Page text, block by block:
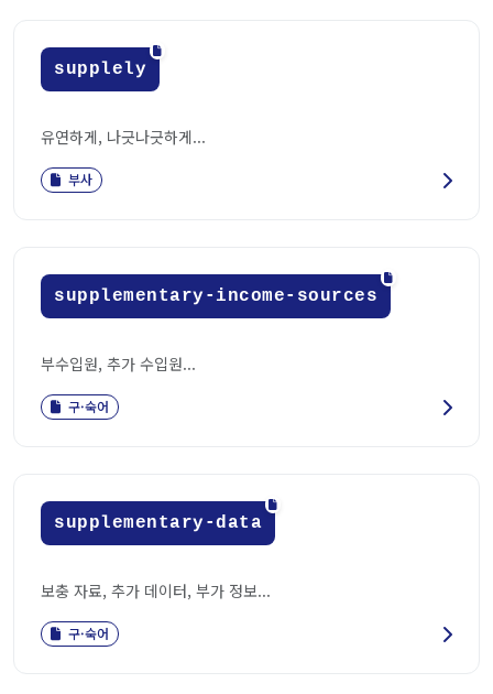
supplely
유연하게, 나긋나긋하게...
부사
supplementary-income-sources
부수입원, 추가 수입원...
구·숙어
supplementary-data
보충 자료, 추가 데이터, 부가 정보...
구·숙어